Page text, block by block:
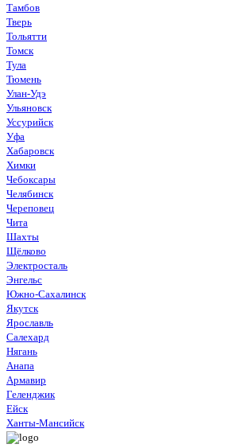
Тамбов
Тверь
Тольятти
Томск
Тула
Тюмень
Улан-Удэ
Ульяновск
Уссурийск
Уфа
Хабаровск
Химки
Чебоксары
Челябинск
Череповец
Чита
Шахты
Щёлково
Электросталь
Энгельс
Южно-Сахалинск
Якутск
Ярославль
Салехард
Нягань
Анапа
Армавир
Геленджик
Ейск
Ханты-Мансийск